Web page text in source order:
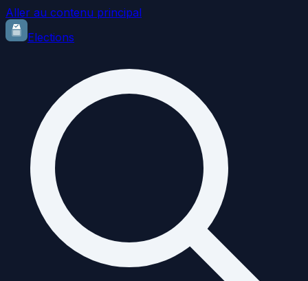
Aller au contenu principal
Elections